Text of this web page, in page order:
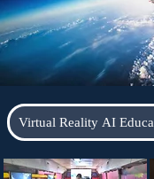
Virtual Reality AI